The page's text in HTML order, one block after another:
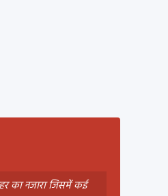
का नजारा जिसमें कई